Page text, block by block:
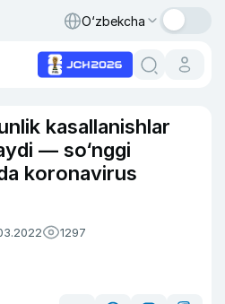
O‘zbekcha
kasallanishlar
— so‘nggi
koronavirus
1297